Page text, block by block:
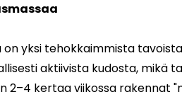
yksi tehokkaimmista
aktiivista kudosta, mikä
2–4 kertaa viikossa rakennat